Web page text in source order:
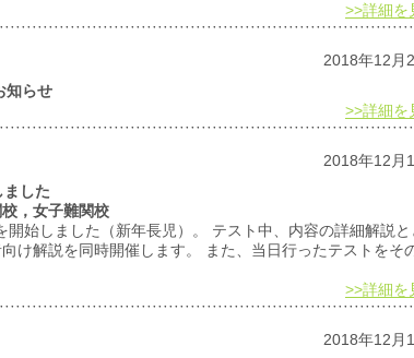
>>詳細を
2018年12月
知らせ
>>詳細を
2018年12月
した
，女子難関校
始しました（新年長児）。 テスト中、内容の詳細解説と
け解説を同時開催します。 また、当日行ったテストをそ
>>詳細を
2018年12月